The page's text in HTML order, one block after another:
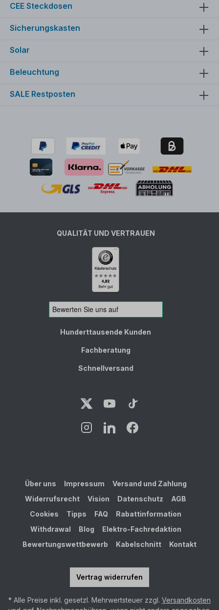
CEE Steckdosen
Sicherungskasten
Solar
Beleuchtung
SALE Restposten
QUALITÄT UND VERTRAUEN
Hunderttausende Kunden
Fachberatung
Schnellversand
Über uns Impressum
Versand und Zahlung
Widerrufsrecht
Vision Datenschutz
AGB
Cookies
Tipps FAQ
Rabattinformation
Withdrawal
Blog
Elektro-Fachredaktion
Bewertungswettbewerb
Kabelschnitt Kontakt
Vertrag widerrufen
* Alle Preise inkl. gesetzl. Mehrwertsteuer zzgl. Versandkosten